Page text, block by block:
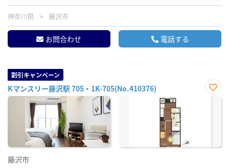
神奈川県 藤沢市
お問合わせ 電話する
割引キャンペーン
Kマンスリー藤沢駅 705・1K-705(No.410376)
お気
藤沢市